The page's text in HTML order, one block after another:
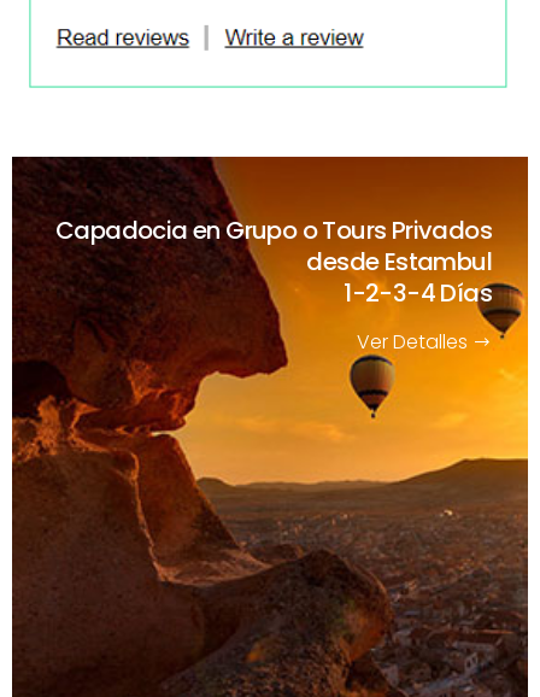
Capadocia en Grupo o Tours Privados
desde Estambul
1-2-3-4 Días
Ver Detalles